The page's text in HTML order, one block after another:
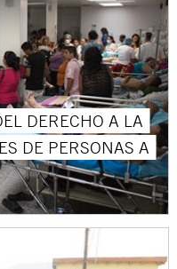
DERECHO A LA
DE PERSONAS A